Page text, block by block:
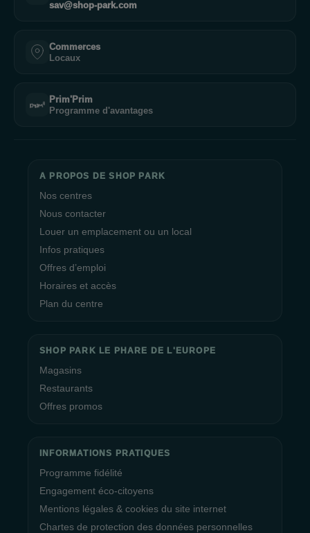
sav@shop-park.com
Commerces
Locaux
Prim'Prim
Programme d'avantages
A PROPOS DE SHOP PARK
Nos centres
Nous contacter
Louer un emplacement ou un local
Infos pratiques
Offres d’emploi
Horaires et accès
Plan du centre
SHOP PARK LE PHARE DE L'EUROPE
Magasins
Restaurants
Offres promos
INFORMATIONS PRATIQUES
Programme fidélité
Engagement éco-citoyens
Mentions légales & cookies du site internet
Chartes de protection des données personnelles